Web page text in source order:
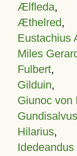
Ælfleda,
Æthelred,
Eustachius
Miles
Fulbert,
Gilduin,
Giunoc von
Hilarius,